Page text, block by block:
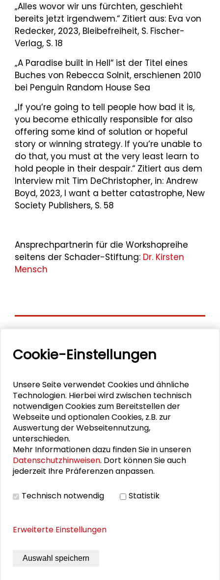
„Alles wovor wir uns fürchten, geschieht
bereits jetzt irgendwem.“ Zitiert aus: Eva von
Redecker, 2023, Bleibefreiheit, S. Fischer-
Verlag, S. 18
„A Paradise built in Hell“ ist der Titel eines
Buches von Rebecca Solnit, erschienen 2010
bei Penguin Random House Sea
„If you’re going to tell people how bad it is,
you become ethically responsible for also
offering some kind of solution or hopeful
story or winning strategy. If you’re unable to
do that, you must at the very least learn to
hold people in their despair.“ Zitiert aus dem
Interview mit Tim DeChristopher, in: Andrew
Boyd, 2023, I want a better catastrophe, New
Society Publishers, S. 58
Ansprechpartnerin für die Workshopreihe
seitens der Schader-Stiftung: Dr. Kirsten
Mensch
Veranstaltungen
11. Internationale Waldkunstkonferenz
"Demokratischer Wald"
Schlüsseltexte für die Wirtschaft von morgen
Zusammen mehr erreichen – Zukunftsbündnis im
Dialog
Schader-Festival 2026
25. Runder Tisch Wissenschaftsstadt Darmstadt
Flyer Kollapsologie Workshop 1
Cookie-Einstellungen
Unsere Seite verwendet Cookies und ähnliche
Technologien. Hierbei wird zwischen technisch
notwendigen Cookies zum Bereitstellen der
Webseite und optionalen Cookies, z.B. zur
Auswertung der Webseitennutzung,
unterschieden.
Mehr Informationen dazu finden Sie in unseren
Datenschutzhinweisen. Dort können Sie auch
jederzeit Ihre Präferenzen anpassen.
Technisch notwendig Statistik
Erweiterte Einstellungen
Auswahl speichern